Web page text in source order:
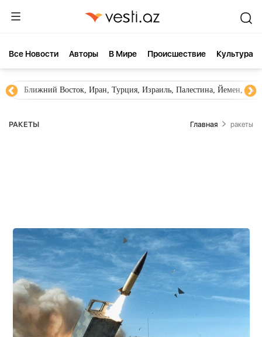
Все Новости Aвторы В Мире Происшествие Культура
Новости Азербайджана Южный Кавказ, Грузия,
РАКЕТЫ Главная ракеты